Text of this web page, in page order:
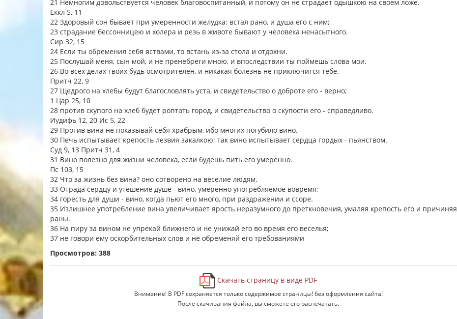
21 Немногим довольствуется человек благовоспитанный, и потому он не страдает одышкою на своем ложе.
Еккл 5, 11
22 Здоровый сон бывает при умеренности желудка: встал рано, и душа его с ним;
23 страдание бессонницею и холера и резь в животе бывают у человека ненасытного.
Сир 32, 15
24 Если ты обременил себя яствами, то встань из-за стола и отдохни.
25 Послушай меня, сын мой, и не пренебреги мною, и впоследствии ты поймешь слова мои.
26 Во всех делах твоих будь осмотрителен, и никакая болезнь не приключится тебе.
Притч 22, 9
27 Щедрого на хлебы будут благословлять уста, и свидетельство о доброте его - верно;
1 Цар 25, 10
28 против скупого на хлеб будет роптать город, и свидетельство о скупости его - справедливо.
Иудифь 12, 20 Ис 5, 22
29 Против вина не показывай себя храбрым, ибо многих погубило вино.
30 Печь испытывает крепость лезвия закалкою; так вино испытывает сердца гордых - пьянством.
Суд 9, 13 Притч 31, 4
31 Вино полезно для жизни человека, если будешь пить его умеренно.
Пс 103, 15
32 Что за жизнь без вина? оно сотворено на веселие людям.
33 Отрада сердцу и утешение душе - вино, умеренно употребляемое вовремя;
34 горесть для души - вино, когда пьют его много, при раздражении и ссоре.
35 Излишнее употребление вина увеличивает ярость неразумного до преткновения, умаляя крепость его и причиняя
раны.
36 На пиру за вином не упрекай ближнего и не унижай его во время его веселья;
37 не говори ему оскорбительных слов и не обременяй его требованиями
Просмотров: 388
Скачать страницу в виде PDF
Внимание! В PDF сохраняется только содержимое страницы! без оформления сайта!
После скачивания файла, вы сможете его распечатать.